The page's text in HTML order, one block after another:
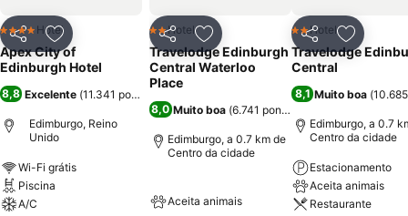
de Santo Egídio demora cerca de cinco minutos.
PartilharAdicionar aos favoritos
4 EstrelasHotel
Apex City of
Edinburgh Hotel
8,8 Excelente (11.341 pontuações
Edimburgo, Reino
Unido
Wi-Fi grátis
Piscina
A/C
PartilharAdicionar aos favoritos
2 Estrelas
Hotel
Travelodge Edinburgh
Central Waterloo
Place
8,0 Muito boa (6.741 pontuações
Edimburgo, a 0.7 km de
Centro da cidade
Aceita animais
Partilhar
2 Estrelas
Hotel
Travelodge
Central
8,1 Muito boa (
Edimburgo, a 0.7
Centro da cidade
Estacionamento
Aceita animais
Restaurante